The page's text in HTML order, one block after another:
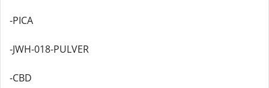
-PICA
-JWH-018-PULVER
-CBD